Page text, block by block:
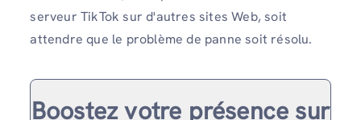
serveur TikTok sur d'autres sites Web, soit
attendre que le problème de panne soit résolu.
Boostez votre présence sur